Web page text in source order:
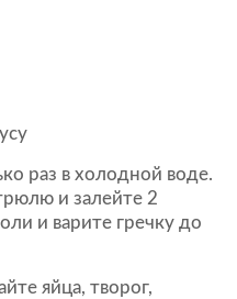
раз в холодной воде.
и залейте 2
и варите гречку до
яйца, творог,